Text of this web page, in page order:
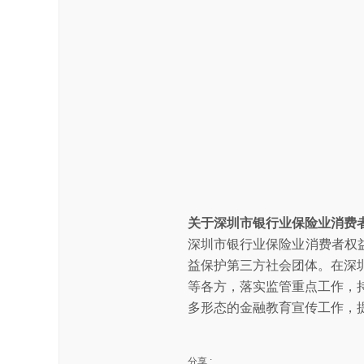
关于深圳市银行业保险业消费
深圳市银行业保险业消费者权
益保护第三方社会团体。在深
等各方，落实监管重点工作，
多形态的金融教育宣传工作，
分享 :